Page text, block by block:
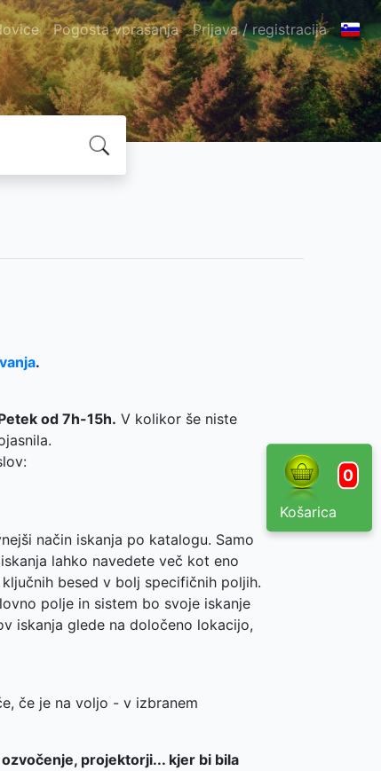
Pogosta vprašanja Prijava / registracija
0
Košarica
.
od 7h-15h. V kolikor še niste
način iskanja po katalogu. Samo
lahko navedete več kot eno
besed v bolj specifičnih poljih.
polje in sistem bo svoje iskanje
iskanja glede na določeno lokacijo,
če je na voljo - v izbranem
projektorji... kjer bi bila